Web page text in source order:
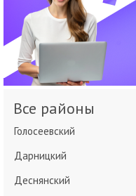
Все районы
Голосеевский
Дарницкий
Деснянский